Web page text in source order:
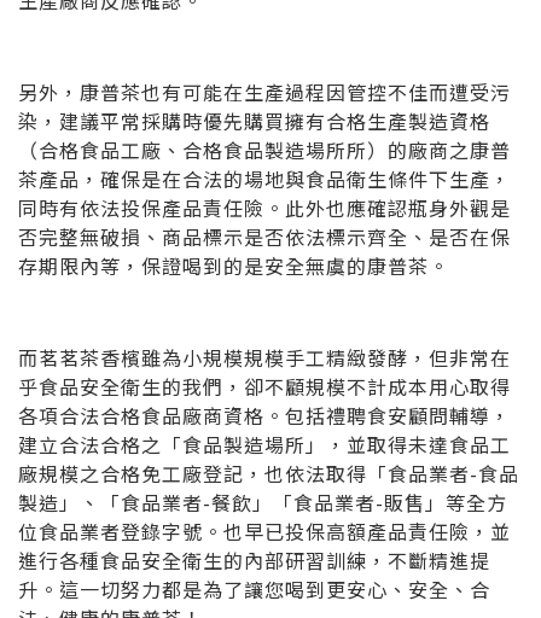
另外，康普茶也有可能在生產過程因管控不佳而遭受污
染，建議平常採購時優先購買擁有合格生產製造資格
（合格食品工廠、合格食品製造場所所）的廠商之康普
茶產品，確保是在合法的場地與食品衛生條件下生產，
同時有依法投保產品責任險。此外也應確認瓶身外觀是
否完整無破損、商品標示是否依法標示齊全、是否在保
存期限內等，保證喝到的是安全無虞的康普茶。
而茗茗茶香檳雖為小規模規模手工精緻發酵，但非常在
乎食品安全衛生的我們，卻不顧規模不計成本用心取得
各項合法合格食品廠商資格。包括禮聘食安顧問輔導，
建立合法合格之「食品製造場所」，並取得未達食品工
廠規模之合格免工廠登記，也依法取得「食品業者-食品
製造」、「食品業者-餐飲」「食品業者-販售」等全方
位食品業者登錄字號。也早已投保高額產品責任險，並
進行各種食品安全衛生的內部研習訓練，不斷精進提
升。這一切努力都是為了讓您喝到更安心、安全、合